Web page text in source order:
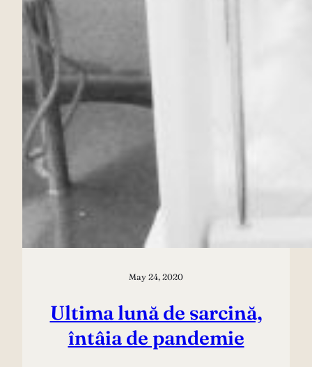
May 24, 2020
Ultima lună de sarcină,
întâia de pandemie